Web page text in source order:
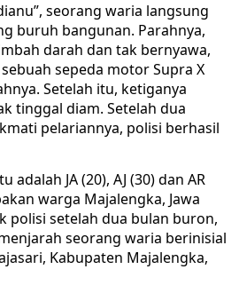
seorang waria langsung
buruh bangunan. Parahnya,
darah dan tak bernyawa,
sepeda motor Supra X
Setelah itu, ketiganya
tinggal diam. Setelah dua
pelariannya, polisi berhasil
JA (20), AJ (30) dan AR
warga Majalengka, Jawa
polisi setelah dua bulan buron,
seorang waria berinisial
Kabupaten Majalengka,